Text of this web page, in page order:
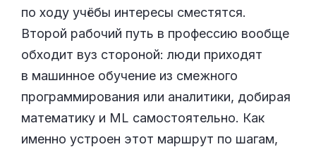
по ходу учёбы интересы сместятся.
Второй рабочий путь в профессию вообще
обходит вуз стороной: люди приходят
в машинное обучение из смежного
программирования или аналитики, добирая
математику и ML самостоятельно. Как
именно устроен этот маршрут по шагам,